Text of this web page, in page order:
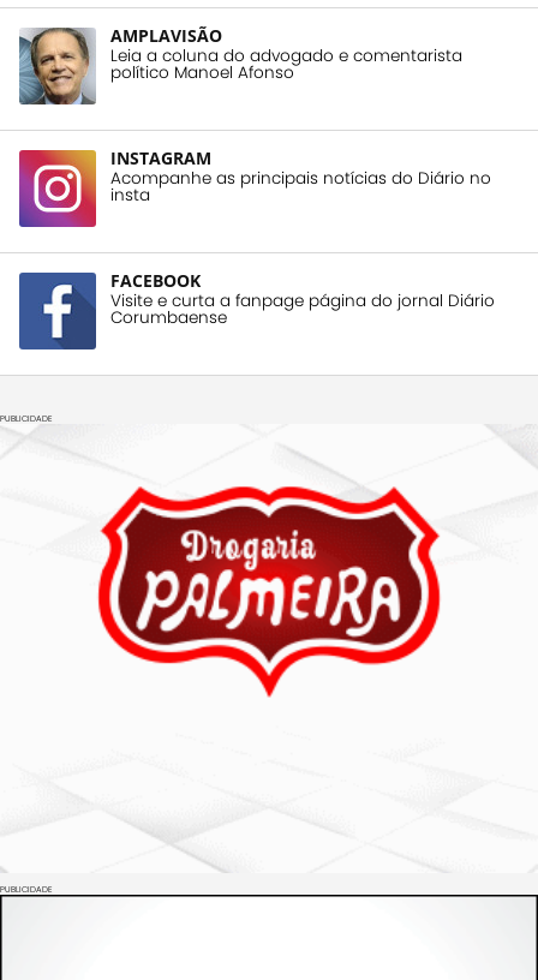
AMPLAVISÃO
Leia a coluna do advogado e comentarista
político Manoel Afonso
INSTAGRAM
Acompanhe as principais notícias do Diário no
insta
FACEBOOK
Visite e curta a fanpage página do jornal Diário
Corumbaense
PUBLICIDADE
PUBLICIDADE